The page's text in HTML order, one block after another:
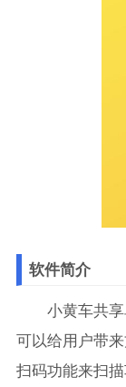
软件简介
小黄车共享
可以给用户带
扫码功能来扫